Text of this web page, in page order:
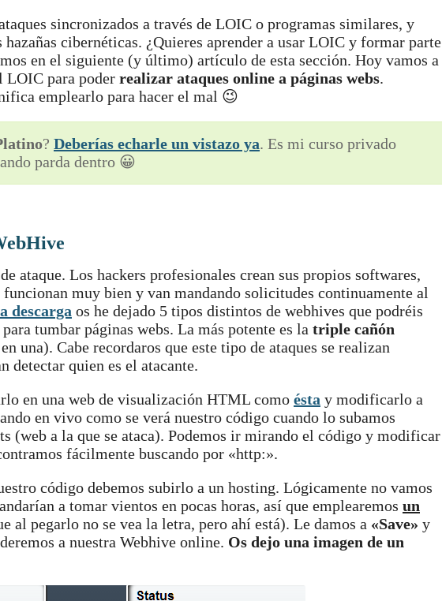
sincronizados a través de LOIC o programas similares, y
cibernéticas. ¿Quieres aprender a usar LOIC y formar parte
en el siguiente (y último) artículo de esta sección. Hoy vamos a
LOIC para poder realizar ataques online a páginas webs.
emplearlo para hacer el mal 😉
? Deberías echarle un vistazo ya. Es mi curso privado
parda dentro 😀
ataque. Los hackers profesionales crean sus propios softwares,
muy bien y van mandando solicitudes continuamente al
descarga os he dejado 5 tipos distintos de webhives que podréis
tumbar páginas webs. La más potente es la triple cañón
una). Cabe recordaros que este tipo de ataques se realizan
detectar quien es el atacante.
en una web de visualización HTML como ésta y modificarlo a
en vivo como se verá nuestro código cuando lo subamos
(web a la que se ataca). Podemos ir mirando el código y modificar
fácilmente buscando por «http:».
código debemos subirlo a un hosting. Lógicamente no vamos
a tomar vientos en pocas horas, así que emplearemos un
al pegarlo no se vea la letra, pero ahí está). Le damos a «Save» y
a nuestra Webhive online. Os dejo una imagen de un